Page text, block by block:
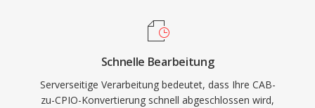
Schnelle Bearbeitung
Serverseitige Verarbeitung bedeutet, dass Ihre CAB-
zu-CPIO-Konvertierung schnell abgeschlossen wird,